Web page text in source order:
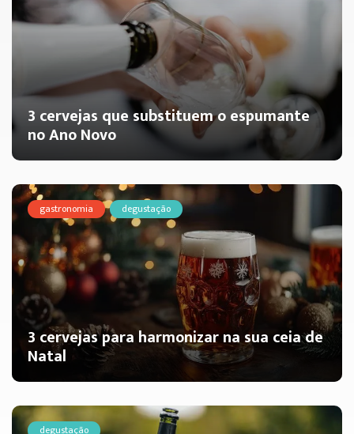
3 cervejas que substituem o espumante
no Ano Novo
gastronomia degustação
3 cervejas para harmonizar na sua ceia de
Natal
degustação